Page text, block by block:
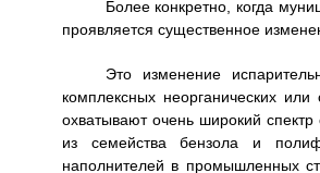
Более конкретно, когда
проявляется существенное
Это изменение
комплексных неорганических
охватывают очень широкий
из семейства бензола и
наполнителей в промышленных